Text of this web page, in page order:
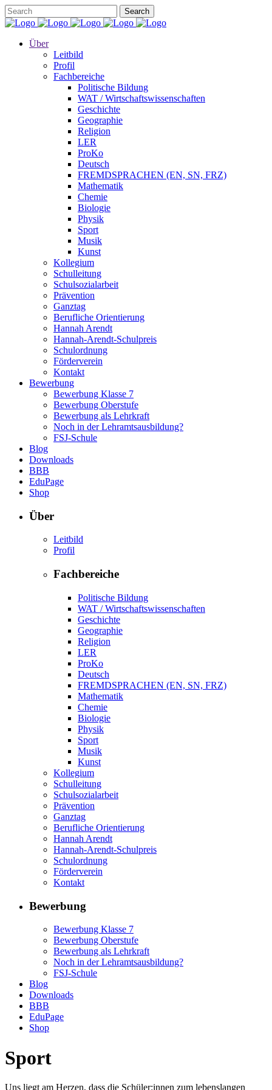
Über
Leitbild
Profil
Fachbereiche
Politische Bildung
WAT / Wirtschaftswissenschaften
Geschichte
Geographie
Religion
LER
ProKo
Deutsch
FREMDSPRACHEN (EN, SN, FRZ)
Mathematik
Chemie
Biologie
Physik
Sport
Musik
Kunst
Kollegium
Schulleitung
Schulsozialarbeit
Prävention
Ganztag
Berufliche Orientierung
Hannah Arendt
Hannah-Arendt-Schulpreis
Schulordnung
Förderverein
Kontakt
Bewerbung
Bewerbung Klasse 7
Bewerbung Oberstufe
Bewerbung als Lehrkraft
Noch in der Lehramtsausbildung?
FSJ-Schule
Blog
Downloads
BBB
EduPage
Shop
Über
Leitbild
Profil
Fachbereiche
Politische Bildung
WAT / Wirtschaftswissenschaften
Geschichte
Geographie
Religion
LER
ProKo
Deutsch
FREMDSPRACHEN (EN, SN, FRZ)
Mathematik
Chemie
Biologie
Physik
Sport
Musik
Kunst
Kollegium
Schulleitung
Schulsozialarbeit
Prävention
Ganztag
Berufliche Orientierung
Hannah Arendt
Hannah-Arendt-Schulpreis
Schulordnung
Förderverein
Kontakt
Bewerbung
Bewerbung Klasse 7
Bewerbung Oberstufe
Bewerbung als Lehrkraft
Noch in der Lehramtsausbildung?
FSJ-Schule
Blog
Downloads
BBB
EduPage
Shop
Sport
Uns liegt am Herzen, dass die Schüler:innen zum lebenslangen